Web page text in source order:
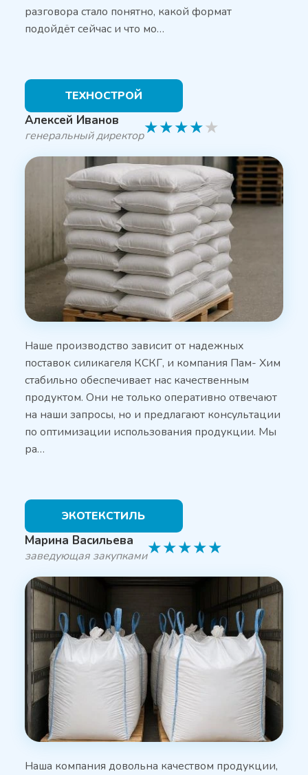
разговора стало понятно, какой формат
подойдёт сейчас и что мо…
ТЕХНОСТРОЙ
Алексей Иванов
генеральный директор★★★★★
Наше производство зависит от надежных
поставок силикагеля КСКГ, и компания Пам- Хим
стабильно обеспечивает нас качественным
продуктом. Они не только оперативно отвечают
на наши запросы, но и предлагают консультации
по оптимизации использования продукции. Мы
ра…
ЭКОТЕКСТИЛЬ
Марина Васильева
заведующая закупками★★★★★
Наша компания довольна качеством продукции,